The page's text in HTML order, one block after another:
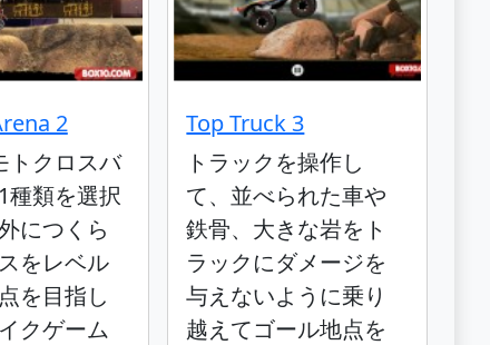
2
トクロスバ
種類を選択
につくら
をレベル
を目指し
クゲーム
Top Truck 3
トラックを操作し
て、並べられた車や
鉄骨、大きな岩をト
ラックにダメージを
与えないように乗り
越えてゴール地点を